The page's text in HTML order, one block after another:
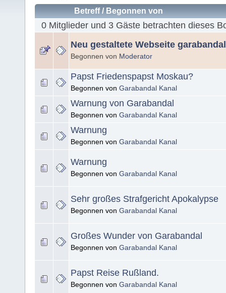
Betreff/ Begonnen von
0 Mitglieder und 3 Gäste betrachten dieses
Neu gestaltete Webseite
Begonnen von Moderator
Papst Friedenspapst Moskau?
Begonnen von Garabandal Kanal
Warnung von Garabandal
Begonnen von Garabandal Kanal
Warnung
Begonnen von Garabandal Kanal
Warnung
Begonnen von Garabandal Kanal
Sehr großes Strafgericht Apokalypse
Begonnen von Garabandal Kanal
Großes Wunder von Garabandal
Begonnen von Garabandal Kanal
Papst Reise Rußland.
Begonnen von Garabandal Kanal